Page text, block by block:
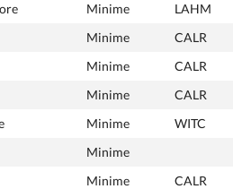
Minime
LAHM
Minime
CALR
Minime
CALR
Minime
CALR
Minime
WITC
Minime
Minime
CALR